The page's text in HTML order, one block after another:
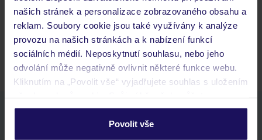
našich stránek a personalizace zobrazovaného obsahu a
reklam. Soubory cookie jsou také využívány k analýze
provozu na našich stránkách a k nabízení funkcí
sociálních médií. Neposkytnutí souhlasu, nebo jeho
odvolání může negativně ovlivnit některé funkce webu.
Kliknutím na „Povolit vše“ vyjadřujete souhlas s uložením
personalizovat v sekci „Personalizace“.
Podrobné informace o souborech cookie naleznete v
Povolit vše
Kam jít po přistání a vyzvednutí zavazadel?
Zobrazit další
Stáhněte si bezplatnou aplikaci TUI
rychlé vyhledávání a prohlížení nabídek